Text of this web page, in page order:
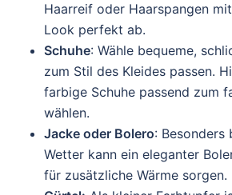
Haarreif oder Haarspangen
Look perfekt ab.
Schuhe: Wähle bequeme,
zum Stil des Kleides passen.
farbige Schuhe passend zum
wählen.
Jacke oder Bolero: Besonders
Wetter kann ein eleganter
für zusätzliche Wärme sorgen.